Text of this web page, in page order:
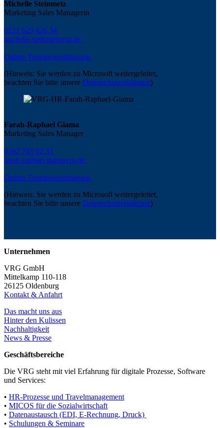
Michelle Steinmetz
Marketing Sales Managerin
0151 629 426 34
michelle.steinmetzvrg.de
Online-Terminvereinbarung
(Hinweis: Sie werden zu Microsoft weitergeleitet,
beachten Sie bitte unsere Datenschutzerklärung)
Farah-Raphael Giama
Marketing Sales Manager
0162 745 02 33
farah-raphael.giamavrg.de
Online-Terminvereinbarung
(Hinweis: Sie werden zu Microsoft weitergeleitet,
beachten Sie bitte unsere Datenschutzerklärung)
Unternehmen
VRG GmbH
Mittelkamp 110-118
26125 Oldenburg
Kontakt & Anfahrt
Das macht uns aus
Hinter den Kulissen
Nachhaltigkeit
News & Presse
Geschäftsbereiche
Die VRG steht mit viel Erfahrung für digitale Prozesse, Software
und Services:
• HR-Prozesse und Travelmanagement
• MICOS für die Sozialwirtschaft
• Datenaustausch (EDI, E-Rechnung, Druck)
• Schulungen & Seminare